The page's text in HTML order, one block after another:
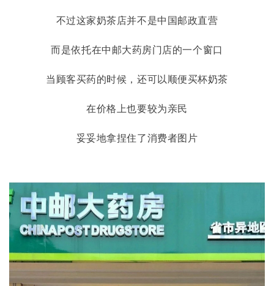
不过这家奶茶店并不是中国邮政直营
而是依托在中邮大药房门店的一个窗口
当顾客买药的时候，还可以顺便买杯奶茶
在价格上也要较为亲民
妥妥地拿捏住了消费者图片